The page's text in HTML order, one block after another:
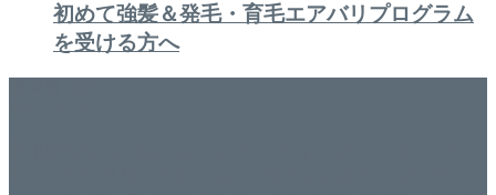
初めて強髪＆発毛・育毛エアバリプログラム
を受ける方へ